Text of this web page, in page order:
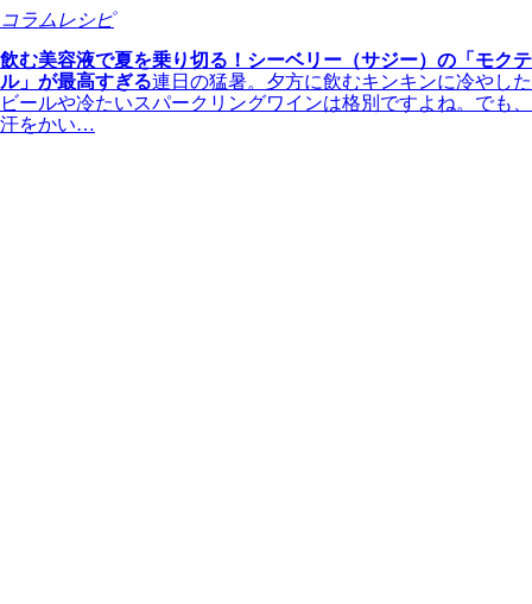
コラムレシピ
飲む美容液で夏を乗り切る！シーベリー（サジー）の「モクテ
ル」が最高すぎる連日の猛暑。夕方に飲むキンキンに冷やした
ビールや冷たいスパークリングワインは格別ですよね。でも、
汗をかい…